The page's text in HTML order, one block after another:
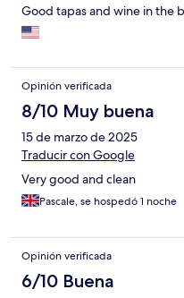
Good tapas and wine in the
Opinión verificada
8/10 Muy buena
15 de marzo de 2025
Traducir con Google
Very good and clean
Pascale, se hospedó 1 noche
Opinión verificada
6/10 Buena